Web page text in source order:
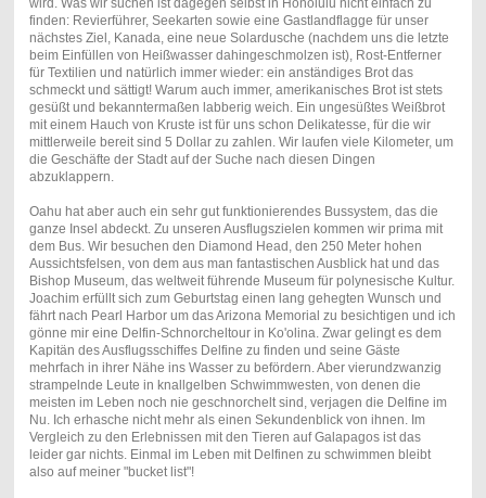
wird. Was wir suchen ist dagegen selbst in Honolulu nicht einfach zu
finden: Revierführer, Seekarten sowie eine Gastlandflagge für unser
nächstes Ziel, Kanada, eine neue Solardusche (nachdem uns die letzte
beim Einfüllen von Heißwasser dahingeschmolzen ist), Rost-Entferner
für Textilien und natürlich immer wieder: ein anständiges Brot das
schmeckt und sättigt! Warum auch immer, amerikanisches Brot ist stets
gesüßt und bekanntermaßen labberig weich. Ein ungesüßtes Weißbrot
mit einem Hauch von Kruste ist für uns schon Delikatesse, für die wir
mittlerweile bereit sind 5 Dollar zu zahlen. Wir laufen viele Kilometer, um
die Geschäfte der Stadt auf der Suche nach diesen Dingen
abzuklappern.
Oahu hat aber auch ein sehr gut funktionierendes Bussystem, das die
ganze Insel abdeckt. Zu unseren Ausflugszielen kommen wir prima mit
dem Bus. Wir besuchen den Diamond Head, den 250 Meter hohen
Aussichtsfelsen, von dem aus man fantastischen Ausblick hat und das
Bishop Museum, das weltweit führende Museum für polynesische Kultur.
Joachim erfüllt sich zum Geburtstag einen lang gehegten Wunsch und
fährt nach Pearl Harbor um das Arizona Memorial zu besichtigen und ich
gönne mir eine Delfin-Schnorcheltour in Ko'olina. Zwar gelingt es dem
Kapitän des Ausflugsschiffes Delfine zu finden und seine Gäste
mehrfach in ihrer Nähe ins Wasser zu befördern. Aber vierundzwanzig
strampelnde Leute in knallgelben Schwimmwesten, von denen die
meisten im Leben noch nie geschnorchelt sind, verjagen die Delfine im
Nu. Ich erhasche nicht mehr als einen Sekundenblick von ihnen. Im
Vergleich zu den Erlebnissen mit den Tieren auf Galapagos ist das
leider gar nichts. Einmal im Leben mit Delfinen zu schwimmen bleibt
also auf meiner "bucket list"!